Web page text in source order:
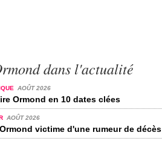
dans l'actualité
AOÛT 2026
Ormond en 10 dates clées
AOÛT 2026
victime d'une rumeur de décès